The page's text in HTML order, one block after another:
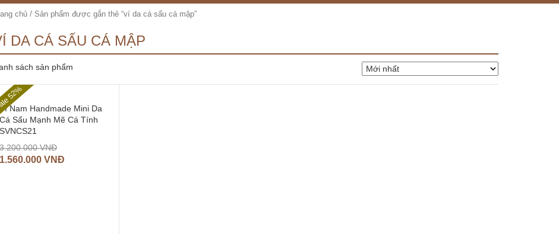
chủ/ Sản phẩm được gắn thẻ “ví da cá sấu cá mập”
DA CÁ SẤU CÁ MẬP
sách sản phẩm
52%
Nam Handmade Mini Da
Cá Sấu Mạnh Mẽ Cá Tính
SVNCS21
VNĐ
1.560.000 VNĐ